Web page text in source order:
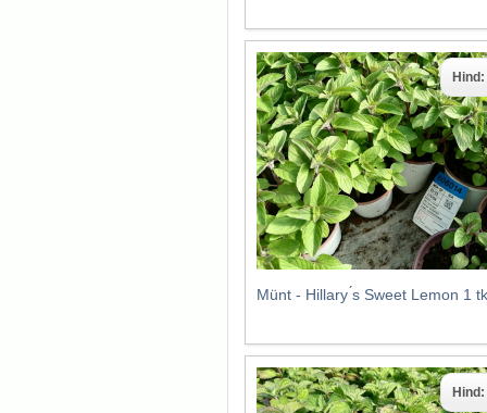
Münt - Hillary ́s Sweet Lemon 1
Hind:
Hind: